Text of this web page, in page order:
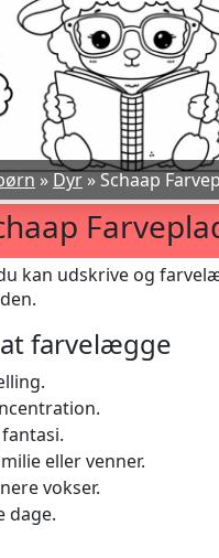
»Dyr»Schaap
kan udskrive og
farvelægge
eller venner.
vokser.
dage.